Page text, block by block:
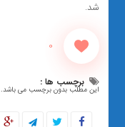
شد.
0
برچسب ها :
این مطلب بدون برچسب می باشد.